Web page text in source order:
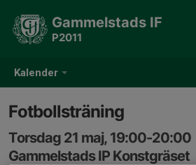
Kalender
Gammelstads IF
P2011
Fotbollsträning
Torsdag 21 maj, 19:00-20:00
Gammelstads IP Konstgräset